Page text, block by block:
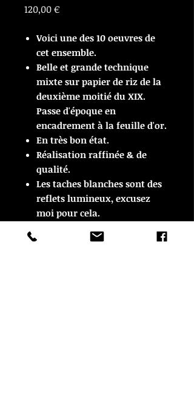
120,00 €Prix
Voici une des 10 oeuvres de
cet ensemble.
Belle et grande technique
mixte sur papier de riz de la
deuxième moitié du XIX.
Passe d'époque en
encadrement à la feuille d'or.
En très bon état.
Réalisation raffinée & de
qualité.
Les taches blanches sont des
reflets lumineux, excusez
moi pour cela.
avec le cadre, 29 cm x 18 cm